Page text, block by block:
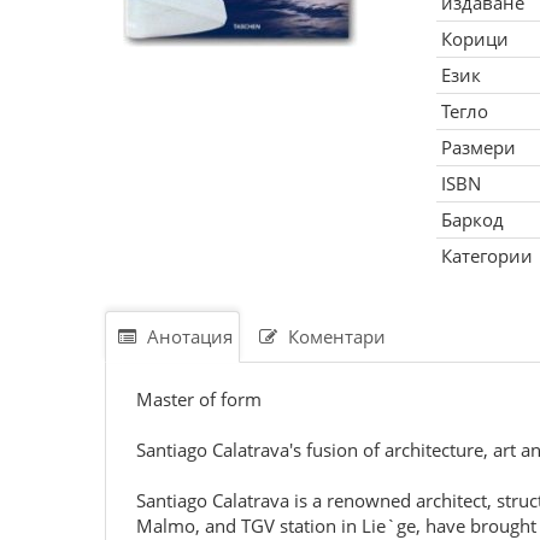
Корици
Език
Тегло
Размери
ISBN
Баркод
Категории
Анотация Коментари
Master of form
Santiago Calatrava's fusion of architecture, art
Santiago Calatrava is a renowned architect,
Malmo, and TGV station in Lie`ge, have